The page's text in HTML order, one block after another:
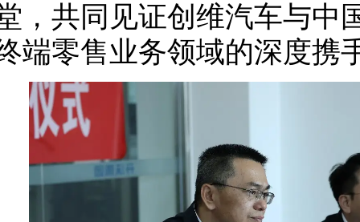
，共同见证创维汽车与中
端零售业务领域的深度携